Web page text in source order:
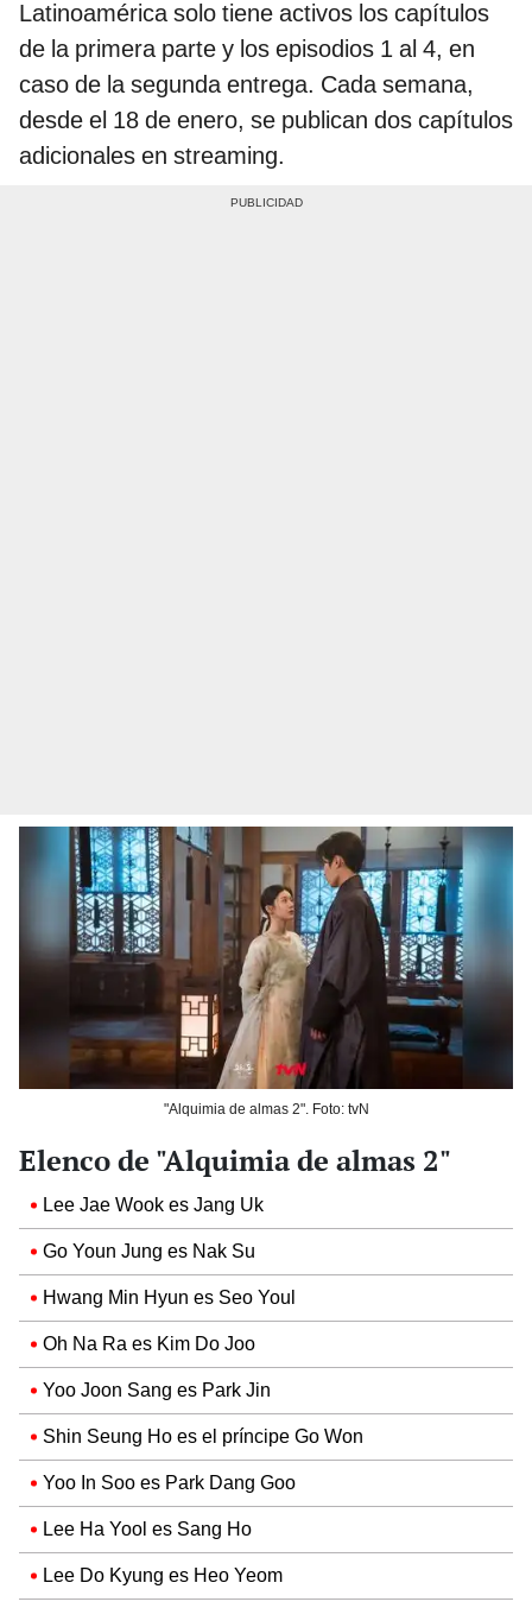
Latinoamérica solo tiene activos los capítulos
de la primera parte y los episodios 1 al 4, en
caso de la segunda entrega. Cada semana,
desde el 18 de enero, se publican dos capítulos
adicionales en streaming.
"Alquimia de almas 2". Foto: tvN
Elenco de "Alquimia de almas 2"
Lee Jae Wook es Jang Uk
Go Youn Jung es Nak Su
Hwang Min Hyun es Seo Youl
Oh Na Ra es Kim Do Joo
Yoo Joon Sang es Park Jin
Shin Seung Ho es el príncipe Go Won
Yoo In Soo es Park Dang Goo
Lee Ha Yool es Sang Ho
Lee Do Kyung es Heo Yeom